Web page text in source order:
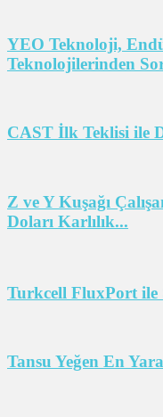
YEO Teknoloji,
Teknolojilerinden
CAST İlk Teklisi ile
Z ve Y Kuşağı
Doları Karlılık...
Turkcell FluxPort
Tansu Yeğen En